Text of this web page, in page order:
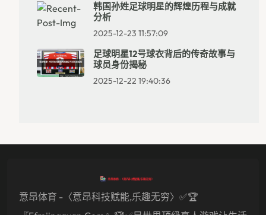
韩国孙姓足球明星的辉煌历程与成就
分析
2025-12-23 11:57:09
足球明星12号球衣背后的传奇故事与
球员身份揭秘
2025-12-22 19:40:36
意昂体育 -〈意昂科技赋能,乐趣无穷〉✅🏆